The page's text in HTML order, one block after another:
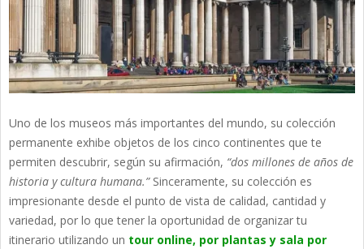
Uno de los museos más importantes del mundo, su colección
permanente exhibe objetos de los cinco continentes que te
permiten descubrir, según su afirmación, “dos millones de años de
historia y cultura humana.”Sinceramente, su colección es
impresionante desde el punto de vista de calidad, cantidad y
variedad, por lo que tener la oportunidad de organizar tu
itinerario utilizando un tour online, por plantas y sala por